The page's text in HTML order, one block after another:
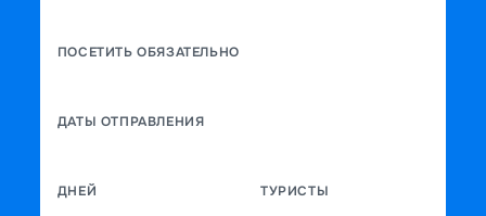
ПОСЕТИТЬ ОБЯЗАТЕЛЬНО
ДАТЫ ОТПРАВЛЕНИЯ
ДНЕЙ ТУРИСТЫ